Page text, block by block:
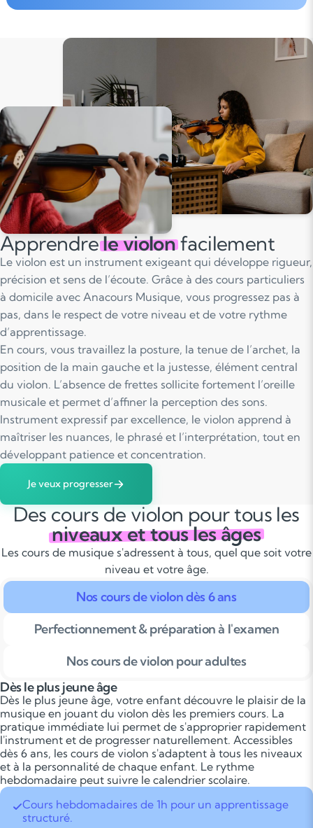
Apprendrele violonfacilement
Le violon est un instrument exigeant qui développe rigueur,
précision et sens de l’écoute. Grâce à des cours particuliers
à domicile avec Anacours Musique, vous progressez pas à
pas, dans le respect de votre niveau et de votre rythme
d’apprentissage.
En cours, vous travaillez la posture, la tenue de l’archet, la
position de la main gauche et la justesse, élément central
du violon. L’absence de frettes sollicite fortement l’oreille
musicale et permet d’affiner la perception des sons.
Instrument expressif par excellence, le violon apprend à
maîtriser les nuances, le phrasé et l’interprétation, tout en
développant patience et concentration.
Je veux progresser
Des cours de violon pour tous les
niveaux et tous les âges
Les cours de musique s'adressent à tous, quel que soit votre
niveau et votre âge.
Nos cours de violon dès 6 ans
Perfectionnement & préparation à l'examen
Nos cours de violon pour adultes
Dès le plus jeune âge
Dès le plus jeune âge, votre enfant découvre le plaisir de la
musique en jouant du violon dès les premiers cours. La
pratique immédiate lui permet de s'approprier rapidement
l'instrument et de progresser naturellement. Accessibles
dès 6 ans, les cours de violon s'adaptent à tous les niveaux
et à la personnalité de chaque enfant. Le rythme
hebdomadaire peut suivre le calendrier scolaire.
Cours hebdomadaires de 1h pour un apprentissage
structuré.